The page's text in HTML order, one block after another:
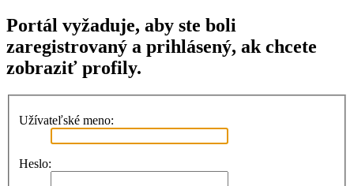
Portál vyžaduje, aby ste boli
zaregistrovaný a prihlásený, ak chcete
zobraziť profily.
Užívateľské meno:
Heslo: